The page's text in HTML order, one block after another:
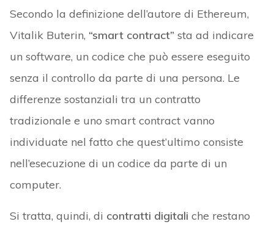
Secondo la definizione dell’autore di Ethereum,
Vitalik Buterin, “smart contract” sta ad indicare
un software, un codice che può essere eseguito
senza il controllo da parte di una persona. Le
differenze sostanziali tra un contratto
tradizionale e uno smart contract vanno
individuate nel fatto che quest’ultimo consiste
nell’esecuzione di un codice da parte di un
computer.
Si tratta, quindi, di contratti digitali che restano